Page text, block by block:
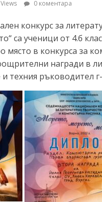
0 коментара
конкурс за
са ученици от 4.б
място в конкурса за
награди в
и техния ръководител